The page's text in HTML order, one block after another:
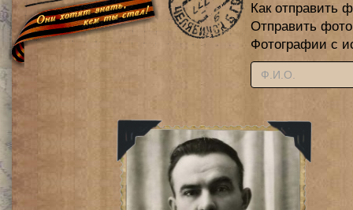
Как отправить
Отправить
Фотографии с